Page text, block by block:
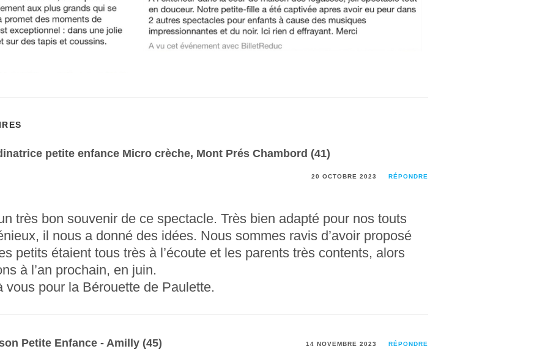
petite enfance Micro crèche, Mont Prés Chambord (41)
20 OCTOBRE 2023 RÉPONDRE
très bon souvenir de ce spectacle. Très bien adapté pour nos touts
il nous a donné des idées. Nous sommes ravis d’avoir proposé
petits étaient tous très à l’écoute et les parents très contents, alors
à l’an prochain, en juin.
vous pour la Bérouette de Paulette.
Petite Enfance - Amilly (45) 14 NOVEMBRE 2023 RÉPONDRE